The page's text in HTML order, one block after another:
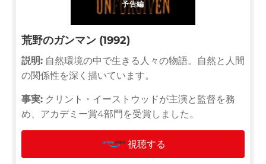
予告編
荒野のガンマン (1992)
説明: 自然環境の中で生きる人々の物語。自然と人間
の関係性を深く描いています。
事実: クリント・イーストウッドが主演と監督を務
め、アカデミー賞4部門を受賞しました。
視聴する